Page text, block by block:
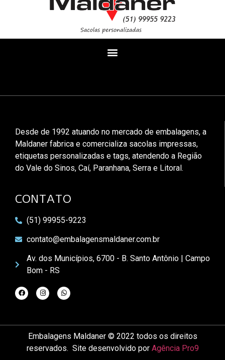
Desde de 1992 atuando no mercado de embalagens, a
Maldaner fabrica e comercializa sacolas impressas,
etiquetas personalizadas e tags, atendendo a Região
do Vale do Sinos, Caí, Paranhana, Serra e Litoral.
CONTATO
(51) 99955-9223
contato@embalagensmaldaner.com.br
Av. dos Municípios, 6700 - B. Santo Antônio | Campo
Bom - RS
Embalagens Maldaner © 2022 todos os direitos
reservados. Site desenvolvido por Agência Pro9